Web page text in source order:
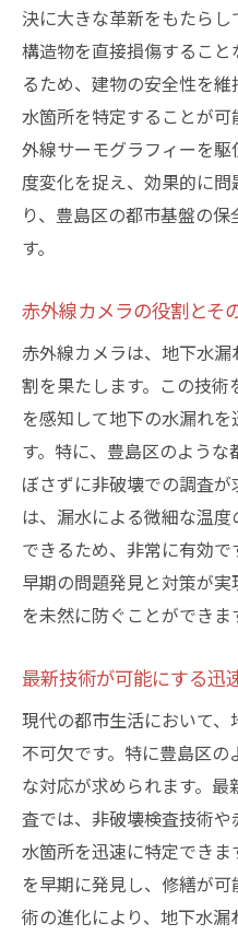
インフラ保護と
漏水被害の未然
コスト削減に向
コミュニティに
非破壊検査技術が変
従来技術との比
新技術導入事例と
技術進化の歴史
専門家による非
赤外線カメラを用い
熱異常検知によ
赤外線カメラの
メンテナンスの
具体的事例：効
赤外線技術とその
早期対策で守る豊島
水資源の保全と
地下水管理の新
都市開発との共
緊急時の対応策
地域による自主
行政との協力体
決に大きな革新をもたら
構造物を直接損傷するこ
るため、建物の安全性を
水箇所を特定することが
外線サーモグラフィーを
度変化を捉え、効果的に
り、豊島区の都市基盤の
す。
赤外線カメラの役割とそ
赤外線カメラは、地下水
割を果たします。この技
を感知して地下の水漏れ
す。特に、豊島区のよう
ぼさずに非破壊での調査
は、漏水による微細な温
できるため、非常に有効で
早期の問題発見と対策が
を未然に防ぐことができま
最新技術が可能にする迅
現代の都市生活において
不可欠です。特に豊島区
な対応が求められます。
査では、非破壊検査技術
水箇所を迅速に特定でき
を早期に発見し、修繕が
術の進化により、地下水